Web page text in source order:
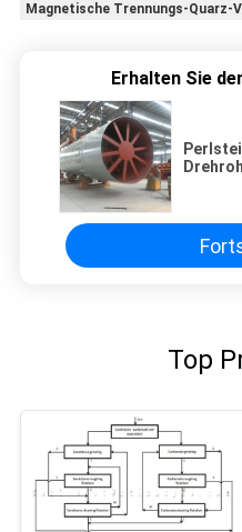
Magnetische Trennungs-Quarz-
Erhalten Sie
Top